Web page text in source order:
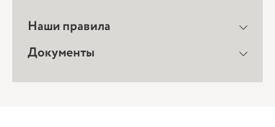
Наши правила
Документы